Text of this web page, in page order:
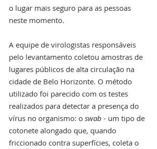
o lugar mais seguro para as pessoas
neste momento.
A equipe de virologistas responsáveis
pelo levantamento coletou amostras de
lugares públicos de alta circulação na
cidade de Belo Horizonte. O método
utilizado foi parecido com os testes
realizados para detectar a presença do
vírus no organismo: o swab - um tipo de
cotonete alongado que, quando
friccionado contra superfícies, coleta o